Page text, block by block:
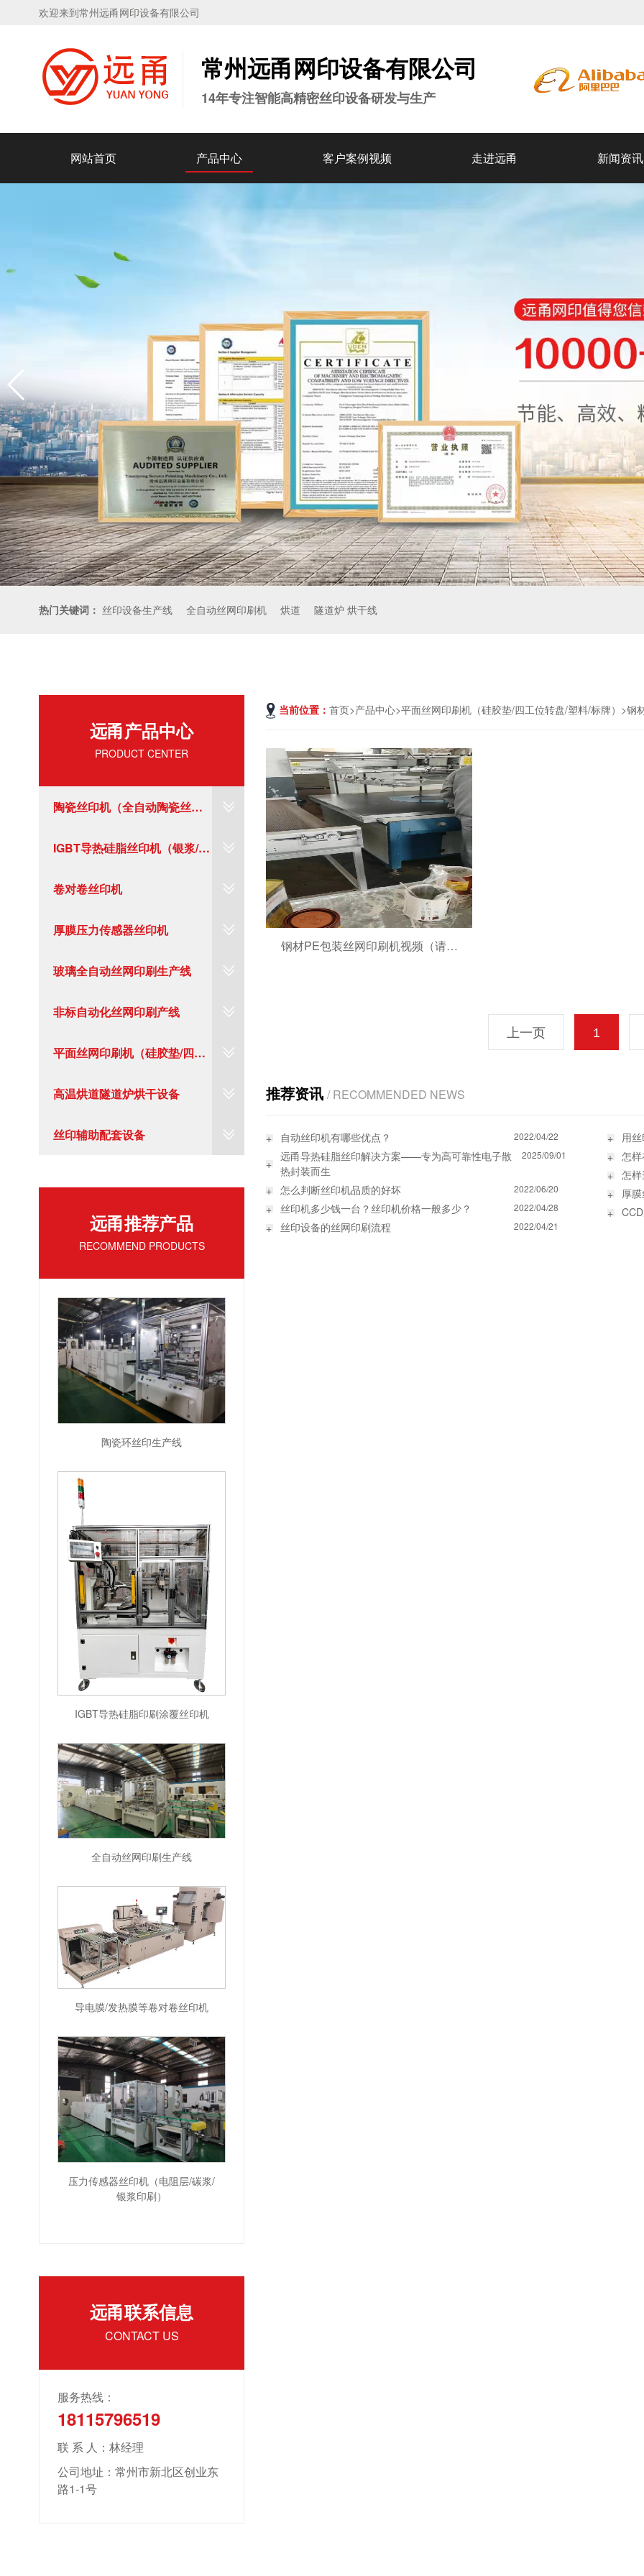
欢迎来到常州远甬网印设备有限公司
常州远甬网印设备有限公司
14年专注智能高精密丝印设备研发与生产
网站首页 产品中心 客户案例视频 走进远甬 新闻资讯
热门关键词： 丝印设备生产线 全自动丝网印刷机 烘道 隧道炉 烘干线
远甬产品中心
PRODUCT CENTER
陶瓷丝印机（全自动陶瓷丝印
线）
IGBT导热硅脂丝印机（银浆/碳
浆/陶瓷）
卷对卷丝印机
厚膜压力传感器丝印机
玻璃全自动丝网印刷生产线
非标自动化丝网印刷产线
平面丝网印刷机（硅胶垫/四工
位转盘/塑料/标牌）
高温烘道隧道炉烘干设备
丝印辅助配套设备
远甬推荐产品
RECOMMEND PRODUCTS
陶瓷环丝印生产线
IGBT导热硅脂印刷涂覆丝印机
全自动丝网印刷生产线
导电膜/发热膜等卷对卷丝印机
压力传感器丝印机（电阻层/碳浆/
银浆印刷）
远甬联系信息
CONTACT US
服务热线：
18115796519
联 系 人：林经理
公司地址：常州市新北区创业东
路1-1号
当前位置：首页>产品中心>平面丝网印刷机（硅胶垫/四工位转盘/塑料/标牌） >钢
钢材PE包装丝网印刷机视频（请点
上一页 1
推荐资讯 / RECOMMENDED NEWS
自动丝印机有哪些优点？ 2022/04/22
远甬导热硅脂丝印解决方案——专为高可靠性电子散
热封装而生
2025/09/01
怎么判断丝印机品质的好坏 2022/06/20
丝印机多少钱一台？丝印机价格一般多少？ 2022/04/28
丝印设备的丝网印刷流程 2022/04/21
用
怎
怎
厚